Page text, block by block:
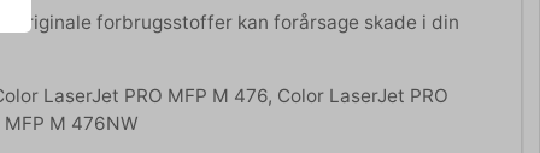
forbrugsstoffer kan forårsage skade i din
LaserJet PRO MFP M 476, Color LaserJet PRO
M 476NW